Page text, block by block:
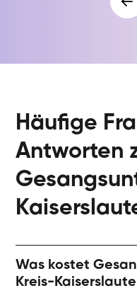
Häufige
Antworten
Was kostet
Kreis-